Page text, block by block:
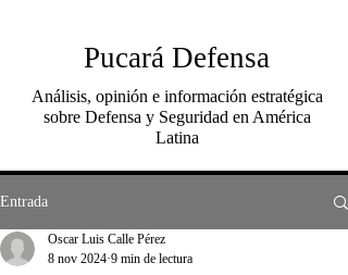
Pucará Defensa
Análisis, opinión e información estratégica
sobre Defensa y Seguridad en América
Latina
Entrada
Oscar Luis Calle Pérez
8 nov 2024 9 min de lectura